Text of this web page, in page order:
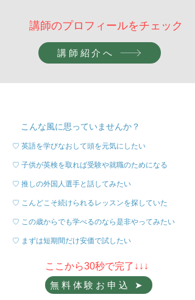
​講師のプロフィールをチェック
講師紹介へ
こんな風に思っていませんか？
♡ 英語を学びなおして頭を元気にしたい
♡ 子供が英検を取れば受験や就職のためになる
♡ 推しの外国人選手と話してみたい
♡ こんどこそ続けられるレッスンを探していた
♡ この歳からでも学べるのなら是非やってみたい
♡ まずは短期間だけ安価で試したい
​ここから30秒で完了↓↓↓
無料体験お申込 ➤